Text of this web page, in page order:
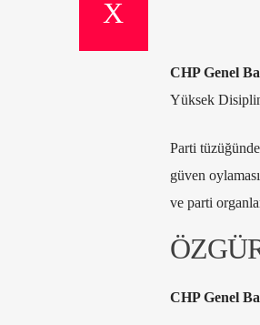
CHP Genel
Yüksek
Parti
güven
ve parti
CHP Genel